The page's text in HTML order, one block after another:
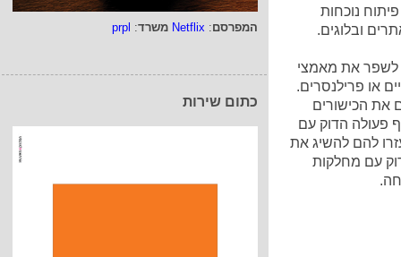
המפרסם:
Netflix משרד:
prpl
כתום שירות
נוכחות
ובלוגים.
לשפר את מאמצי
או פרילנסרים.
את הכישורים
פעולה הדוק עם
להם להשיג את
עם מחלקות